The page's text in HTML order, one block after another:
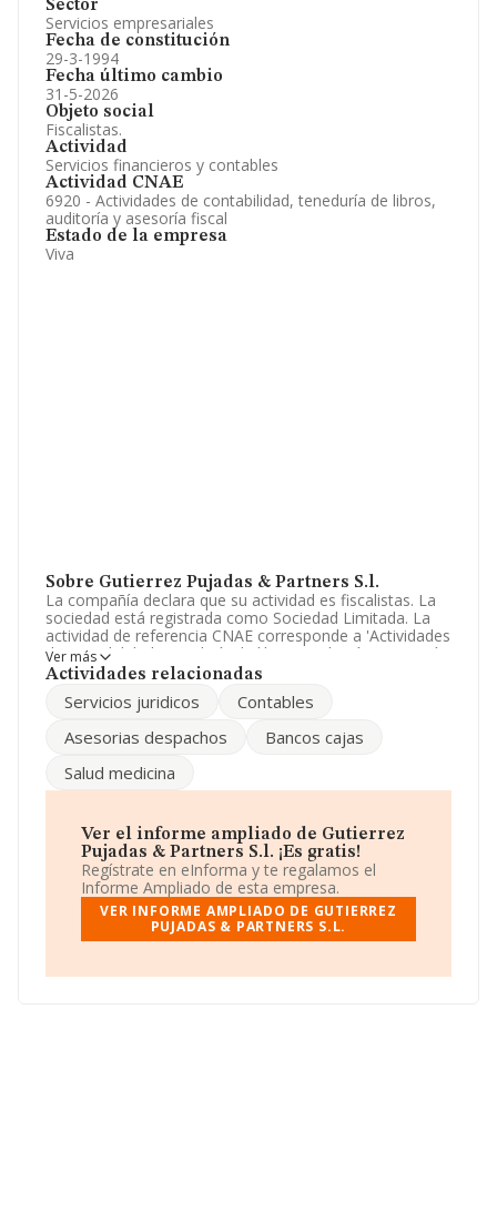
Sector
Servicios empresariales
Fecha de constitución
29-3-1994
Fecha último cambio
31-5-2026
Objeto social
Fiscalistas.
Actividad
Servicios financieros y contables
Actividad CNAE
6920 - Actividades de contabilidad, teneduría de libros,
auditoría y asesoría fiscal
Estado de la empresa
Viva
Sobre Gutierrez Pujadas & Partners S.l.
La compañía declara que su actividad es fiscalistas. La
sociedad está registrada como Sociedad Limitada. La
actividad de referencia CNAE corresponde a 'Actividades
de contabilidad, teneduría de libros, auditoría y asesoría
fiscal', cuyo Código es 6920. No realiza actividad de
cifras existentes en la base de datos de INFORMA, el
media de sector.
INFORMA, atendiendo a los niveles de facturación de la
compañía, se destaca que: la empresa ha subido de 145
puestos en el ranking sectorial, pasando del 600 al 455.
Se encuentran mejor posicionadas las siguientes
empresas del sector:Navarro Empresarial S.Ly
Serviges Templer Guido S.L; algunas de las empresas
españolas que están por debajo sonTarsis Tramitalia
posicionado mejor en el ranking nacional, ha subido
Ver más
Actividades relacionadas
Servicios juridicos
Contables
Asesorias despachos
Bancos cajas
Salud medicina
Ver el informe ampliado de Gutierrez
Pujadas & Partners S.l. ¡Es gratis!
Regístrate en eInforma y te regalamos el
Informe Ampliado de esta empresa.
VER INFORME AMPLIADO DE GUTIERREZ
PUJADAS & PARTNERS S.L.